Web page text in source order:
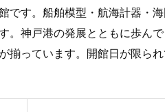
です。船舶模型・航海計器・
。神戸港の発展とともに歩ん
揃っています。開館日が限ら